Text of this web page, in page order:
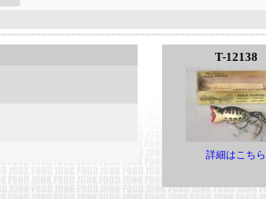
T-12138
詳細はこちら